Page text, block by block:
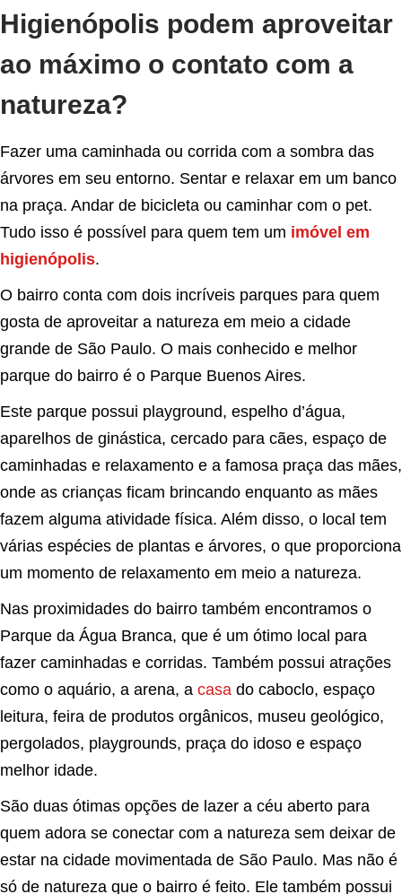
Higienópolis podem aproveitar
ao máximo o contato com a
natureza?
Fazer uma caminhada ou corrida com a sombra das
árvores em seu entorno. Sentar e relaxar em um banco
na praça. Andar de bicicleta ou caminhar com o pet.
Tudo isso é possível para quem tem um imóvel em
higienópolis.
O bairro conta com dois incríveis parques para quem
gosta de aproveitar a natureza em meio a cidade
grande de São Paulo. O mais conhecido e melhor
parque do bairro é o Parque Buenos Aires.
Este parque possui playground, espelho d’água,
aparelhos de ginástica, cercado para cães, espaço de
caminhadas e relaxamento e a famosa praça das mães,
onde as crianças ficam brincando enquanto as mães
fazem alguma atividade física. Além disso, o local tem
várias espécies de plantas e árvores, o que proporciona
um momento de relaxamento em meio a natureza.
Nas proximidades do bairro também encontramos o
Parque da Água Branca, que é um ótimo local para
fazer caminhadas e corridas. Também possui atrações
como o aquário, a arena, a casa do caboclo, espaço
leitura, feira de produtos orgânicos, museu geológico,
pergolados, playgrounds, praça do idoso e espaço
melhor idade.
São duas ótimas opções de lazer a céu aberto para
quem adora se conectar com a natureza sem deixar de
estar na cidade movimentada de São Paulo. Mas não é
só de natureza que o bairro é feito. Ele também possui